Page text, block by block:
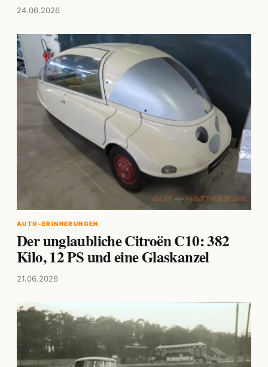
24.06.2026
AUTO-ERINNERUNGEN
Der unglaubliche Citroën C10: 382
Kilo, 12 PS und eine Glaskanzel
21.06.2026